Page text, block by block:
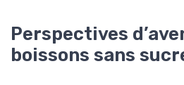
Perspectives
boissons sans